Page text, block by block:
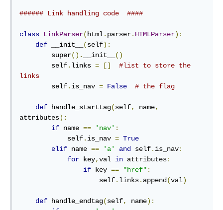
###### Link handling code  ####
class LinkParser(html. parser. HTMLParser):
def __init__ (self):
        super
(). __init__
()
        self
. links = []
#list to store the
links
        self
. is_nav = False # the flag
def handle_starttag(self, name,
attributes):
if name == 'nav' :
            self
. is_nav = True
elif name == 'a' and self. is_nav:
for key,val in attributes:
if key == "href" :
                    self
. links. append(val)
def handle_endtag(self, name):